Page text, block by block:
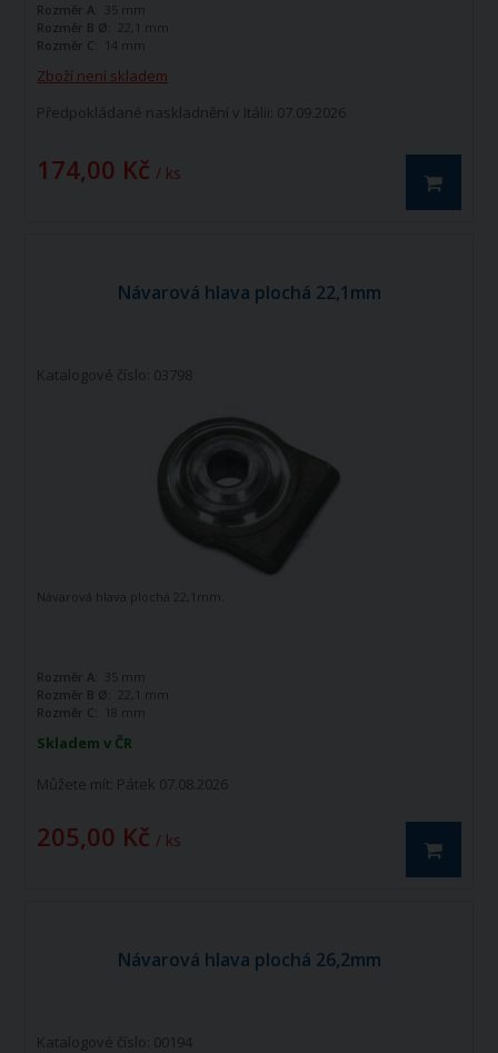
Zboží není skladem
Předpokládané naskladnění v Itálii: 07.09.2026
174,00 Kč / ks
Rozměr A:
35 mm
Rozměr B Ø:
22,1 mm
Rozměr C:
14 mm
Návarová hlava plochá 22,1mm
Katalogové číslo: 03798
Skladem v ČR
Můžete mít: Pátek 07.08.2026
205,00 Kč / ks
Návarová hlava plochá 22,1mm.
Rozměr A:
35 mm
Rozměr B Ø:
22,1 mm
Rozměr C:
18 mm
Návarová hlava plochá 26,2mm
Katalogové číslo: 00194